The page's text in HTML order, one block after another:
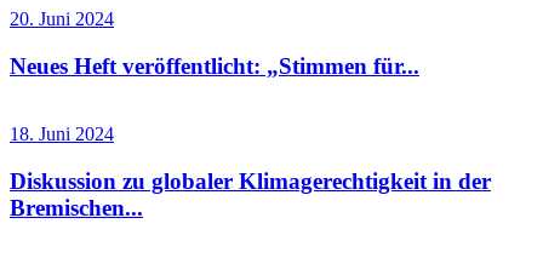
20. Juni 2024
Neues Heft veröffentlicht: „Stimmen für...
18. Juni 2024
Diskussion zu globaler Klimagerechtigkeit in der
Bremischen...